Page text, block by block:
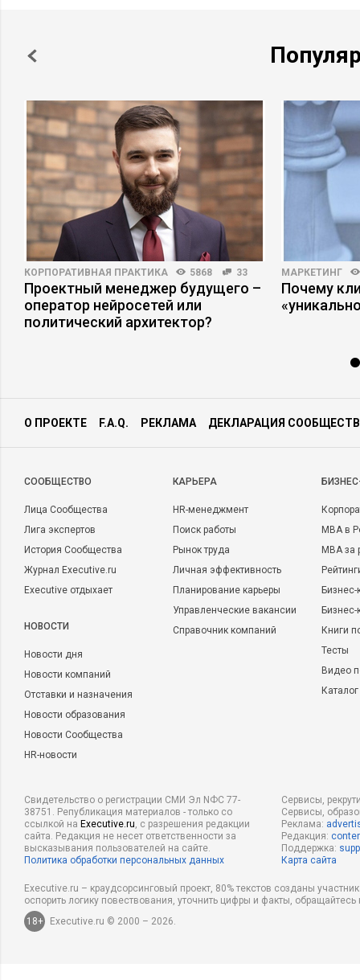
КОРПОРАТИВНАЯ ПРАКТИКА 5868 33
Проектный менеджер будущего –
оператор нейросетей или
политический архитектор?
МАРКЕТИНГ
Почему
О ПРОЕКТЕ F.A.Q. РЕКЛАМА ДЕКЛАРАЦИЯ
CООБЩЕСТВО
Лица Сообщества
Лига экспертов
История Сообщества
Журнал Executive.ru
Executive отдыхает
НОВОСТИ
Новости дня
Новости компаний
Отставки и назначения
Новости образования
Новости Сообщества
HR-новости
КАРЬЕРА
HR-менеджмент
Поиск работы
Рынок труда
Личная эффективность
Планирование карьеры
Управленческие вакансии
Справочник компаний
MBA в
MBA
Бизнес-
Книги
Тесты
Видео
Свидетельство о регистрации СМИ Эл NФС 77-
38751. Републикация материалов - только со
ссылкой на Executive.ru, с разрешения редакции
сайта. Редакция не несет ответственности за
высказывания пользователей на сайте.
Политика обработки персональных данных
Сервисы,
Сервисы,
Реклама:
Редакция:
Поддержка:
Карта сайта
Executive.ru – краудсорсинговый проект, 80% текстов созданы
оспорить логику повествования, уточнить цифры и факты,
18+
Executive.ru © 2000 – 2026.